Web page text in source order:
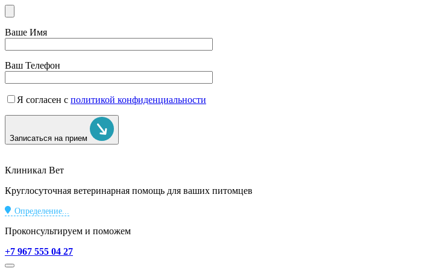
Ваше Имя
Ваш Телефон
Я согласен с политикой конфиденциальности
Записаться на прием
Клиникал Вет
Круглосуточная ветеринарная помощь для ваших питомцев
Определение...
Проконсультируем и поможем
+7 967 555 04 27